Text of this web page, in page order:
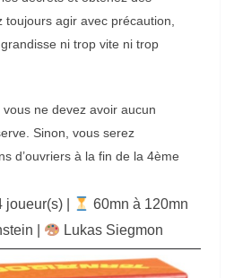
toujours agir avec précaution,
ni trop vite ni trop
ne devez avoir aucun
Sinon, vous serez
d’ouvriers à la fin de la 4ème
joueur(s) |
60mn à 120mn
Lukas Siegmon